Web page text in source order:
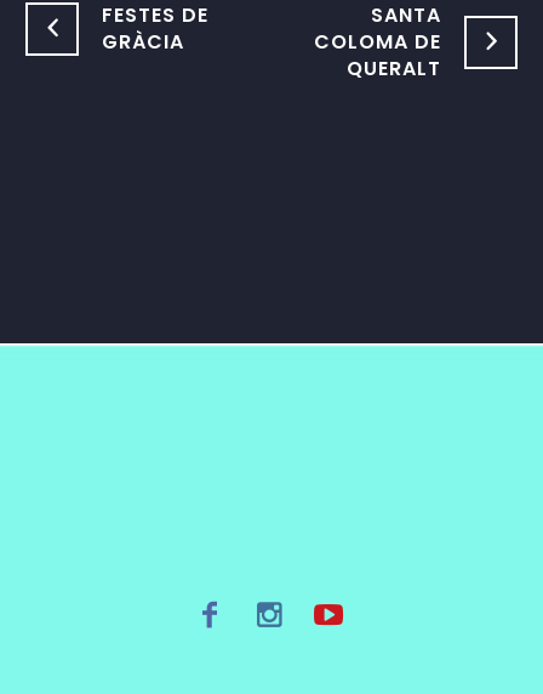
FESTES DE
GRÀCIA
SANTA
COLOMA DE
QUERALT